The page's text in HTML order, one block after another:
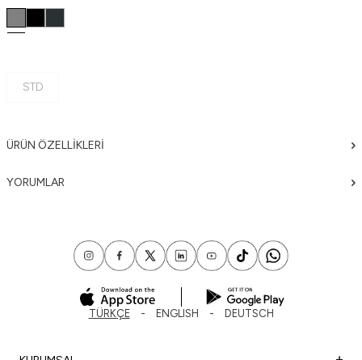
STD
ÜRÜN ÖZELLIKLERI
YORUMLAR
TÜRKÇE ENGLISH DEUTSCH